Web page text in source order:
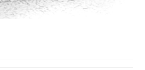
1903 РОКУ